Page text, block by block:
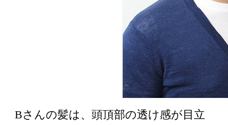
Bさんの髪は、頭頂部の透け感が目立